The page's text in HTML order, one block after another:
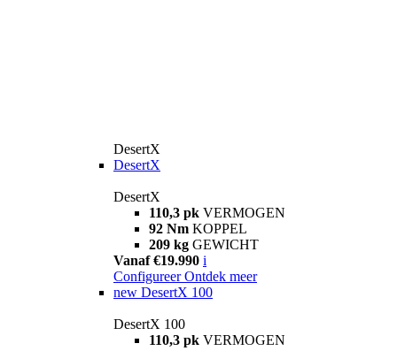
DesertX
DesertX
DesertX
110,3 pk VERMOGEN
92 Nm KOPPEL
209 kg GEWICHT
Vanaf €19.990 i
Configureer Ontdek meer
new DesertX 100
DesertX 100
110,3 pk VERMOGEN